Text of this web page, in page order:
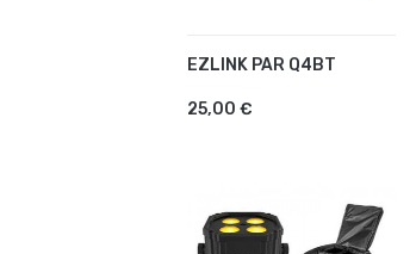
EZLINK PAR Q4BT
25,00 €
AJOUTER AU PANIER